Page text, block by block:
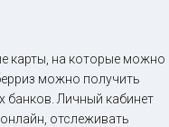
карты, на которые можно
можно получить
банков. Личный кабинет
отслеживать